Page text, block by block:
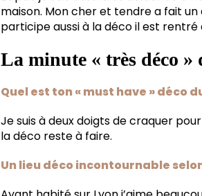
maison. Mon cher et tendre a fait
participe aussi à la déco il est
La minute « très déco »
Quel est ton « must have » déco
Je suis à deux doigts de craquer
la déco reste à faire.
Un lieu déco incontournable